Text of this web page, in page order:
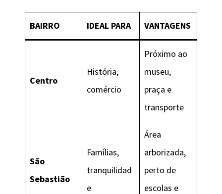
BAIRRO IDEAL PARA VANTAGENS
Centro
História,
comércio
Próximo ao
museu,
praça e
transporte
São
Sebastião
Famílias,
tranquilidad
e
Área
arborizada,
perto de
escolas e